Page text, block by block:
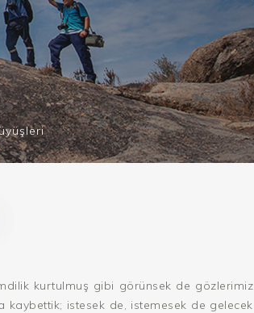
kurtulmuş gibi görünsek de gözlerimiz
istesek de, istemesek de gelecek